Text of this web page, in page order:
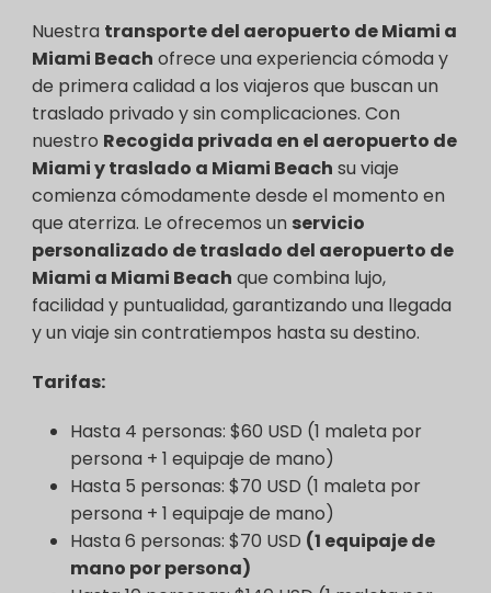
Nuestra transporte del aeropuerto de Miami a
Miami Beach ofrece una experiencia cómoda y
de primera calidad a los viajeros que buscan un
traslado privado y sin complicaciones. Con
nuestro Recogida privada en el aeropuerto de
Miami y traslado a Miami Beach su viaje
comienza cómodamente desde el momento en
que aterriza. Le ofrecemos un servicio
personalizado de traslado del aeropuerto de
Miami a Miami Beach que combina lujo,
facilidad y puntualidad, garantizando una llegada
y un viaje sin contratiempos hasta su destino.
Tarifas:
Hasta 4 personas: $60 USD (1 maleta por
persona + 1 equipaje de mano)
Hasta 5 personas: $70 USD (1 maleta por
persona + 1 equipaje de mano)
Hasta 6 personas: $70 USD (1 equipaje de
mano por persona)